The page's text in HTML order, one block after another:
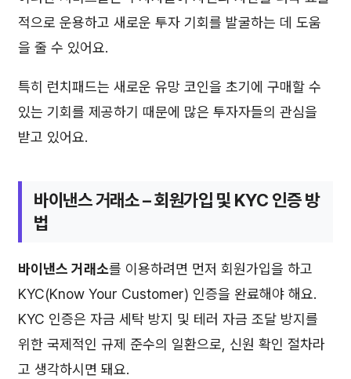
적으로 운용하고 새로운 투자 기회를 발굴하는 데 도움
을 줄 수 있어요.
특히 런치패드는 새로운 유망 코인을 초기에 구매할 수
있는 기회를 제공하기 때문에 많은 투자자들의 관심을
받고 있어요.
바이낸스 거래소– 회원가입 및 KYC 인증 방
법
바이낸스 거래소를 이용하려면 먼저 회원가입을 하고
KYC(Know Your Customer) 인증을 완료해야 해요.
KYC 인증은 자금 세탁 방지 및 테러 자금 조달 방지를
위한 국제적인 규제 준수의 일환으로, 신원 확인 절차라
고 생각하시면 돼요.